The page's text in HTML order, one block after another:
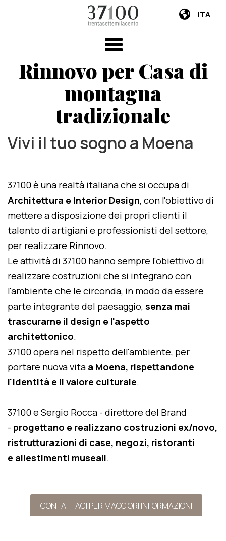
ITA
Rinnovo per Casa di
montagna
tradizionale
Vivi il tuo sogno a Moena
37100 è una realtà italiana che si occupa di
Architettura e Interior Design, con l'obiettivo di
mettere a disposizione dei propri clienti il
talento di artigiani e professionisti del settore,
per realizzare Rinnovo.
Le attività di 37100 hanno sempre l'obiettivo di
realizzare costruzioni che si integrano con
l'ambiente che le circonda, in modo da essere
parte integrante del paesaggio, senza mai
trascurarne il design e l'aspetto
architettonico.
37100 opera nel rispetto dell'ambiente, per
portare nuova vita a Moena, rispettandone
l'identità e il valore culturale.
37100 e Sergio Rocca - direttore del Brand
- progettano e realizzano costruzioni ex/novo,
ristrutturazioni di case, negozi, ristoranti
e allestimenti museali.
CONTATTACI PER MAGGIORI INFORMAZIONI